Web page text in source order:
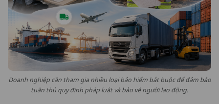
Doanh nghiệp cần tham gia nhiều loại bảo hiểm bắt buộc để đảm bảo
tuân thủ quy định pháp luật và bảo vệ người lao động.